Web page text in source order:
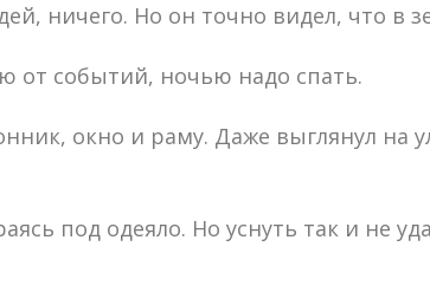
ничего. Но он точно видел, что в
от событий, ночью надо спать.
окно и раму. Даже выглянул на
под одеяло. Но уснуть так и не